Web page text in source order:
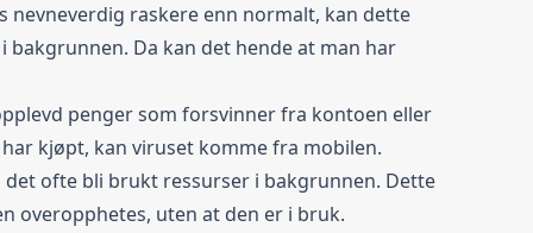
nevneverdig raskere enn normalt, kan dette
Da kan det hende at man har
penger som forsvinner fra kontoen eller
kjøpt, kan viruset komme fra mobilen.
det ofte bli brukt ressurser i bakgrunnen. Dette
overopphetes, uten at den er i bruk.